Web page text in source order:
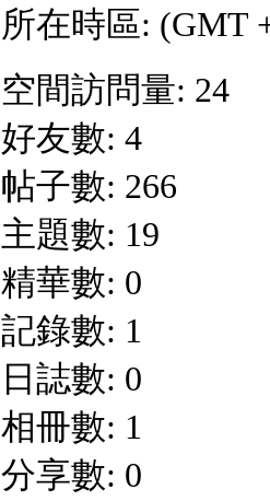
所在時區: (GMT
空間訪問量: 24
好友數: 4
帖子數: 266
主題數: 19
精華數: 0
記錄數: 1
日誌數: 0
相冊數: 1
分享數: 0